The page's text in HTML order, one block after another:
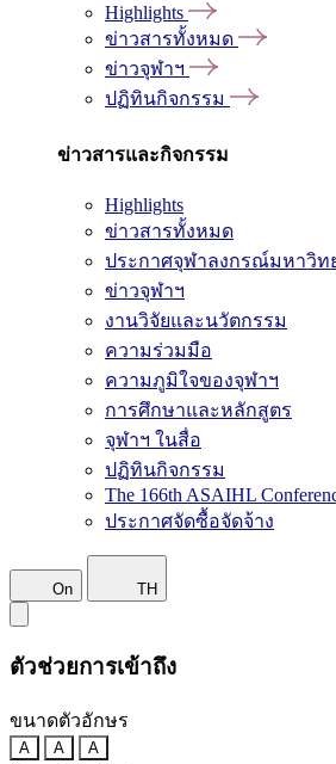
Highlights
ข่าวสารทั้งหมด
ข่าวจุฬาฯ
ปฏิทินกิจกรรม
ข่าวสารและกิจกรรม
Highlights
ข่าวสารทั้งหมด
ประกาศจุฬาลงกรณ์มหาวิท
ข่าวจุฬาฯ
งานวิจัยและนวัตกรรม
ความร่วมมือ
ความภูมิใจของจุฬาฯ
การศึกษาและหลักสูตร
จุฬาฯ ในสื่อ
ปฏิทินกิจกรรม
The 166th ASAIHL
ประกาศจัดซื้อจัดจ้าง
On TH
ตัวช่วยการเข้าถึง
ขนาดตัวอักษร
A A A